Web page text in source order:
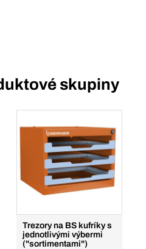
skupiny
Trezory na BS kufríky s
jednotlivými výbermi
("sortimentami")